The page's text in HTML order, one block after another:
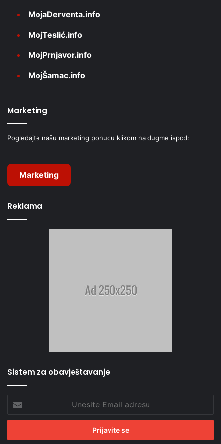
MojaDerventa.info
MojTeslić.info
MojPrnjavor.info
MojŠamac.info
Marketing
Pogledajte našu marketing ponudu klikom na dugme ispod:
Marketing
Reklama
Sistem za obavještavanje
Email
adresu